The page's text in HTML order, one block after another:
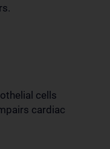
cells
cardiac